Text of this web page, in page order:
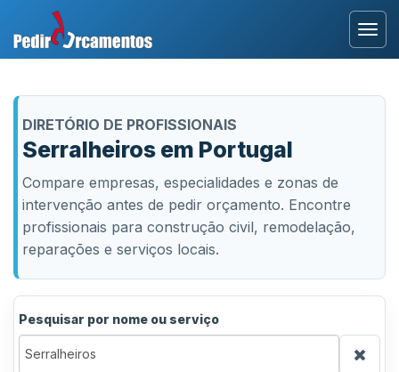
DIRETÓRIO DE PROFISSIONAIS
Serralheiros em Portugal
Compare empresas, especialidades e zonas de
intervenção antes de pedir orçamento. Encontre
profissionais para construção civil, remodelação,
reparações e serviços locais.
Pesquisar por nome ou serviço
Entrar
Área Profissional
Como Funciona?
Testemunhos